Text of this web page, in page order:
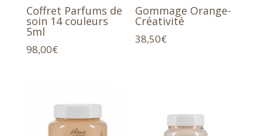
Coffret Parfums de
soin 14 couleurs
5ml
98,00€
Gommage Orange-
Créativité
38,50€